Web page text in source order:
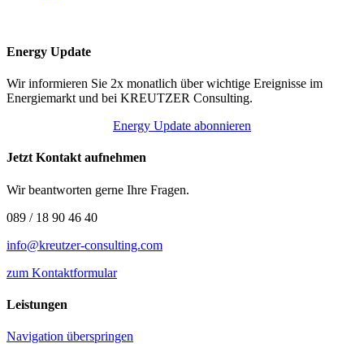
Energy Update
Wir informieren Sie 2x monatlich über wichtige Ereignisse im
Energiemarkt und bei KREUTZER Consulting.
Energy Update abonnieren
Jetzt Kontakt aufnehmen
Wir beantworten gerne Ihre Fragen.
089 / 18 90 46 40
info@kreutzer-consulting.com
zum Kontaktformular
Leistungen
Navigation überspringen